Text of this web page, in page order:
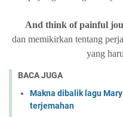
And think of painful
dan memikirkan tentang
yang
BACA JUGA
Makna dibalik lagu
terjemahan